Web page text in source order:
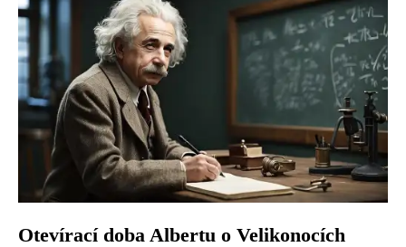
Otevírací doba Albertu o Velikonocích